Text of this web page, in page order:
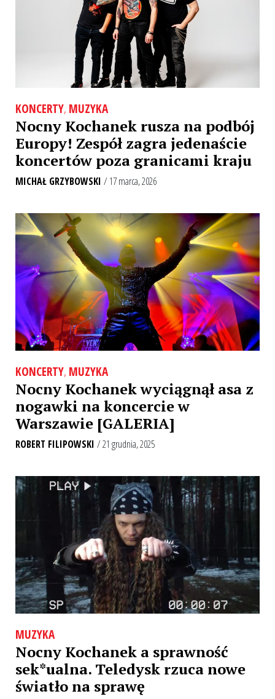
KONCERTY, MUZYKA
Nocny Kochanek rusza na podbój
Europy! Zespół zagra jedenaście
koncertów poza granicami kraju
MICHAŁ GRZYBOWSKI / 17 marca, 2026
KONCERTY, MUZYKA
Nocny Kochanek wyciągnął asa z
nogawki na koncercie w
Warszawie [GALERIA]
ROBERT FILIPOWSKI / 21 grudnia, 2025
MUZYKA
Nocny Kochanek a sprawność
sek*ualna. Teledysk rzuca nowe
światło na sprawę